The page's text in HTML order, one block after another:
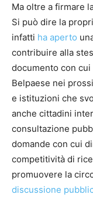
Ma oltre a firmare
Si può dire la
infatti ha aperto
contribuire alla
documento con
Belpaese nei
e istituzioni che
anche cittadini
consultazione
domande con cui
competitività di
promuovere la
discussione